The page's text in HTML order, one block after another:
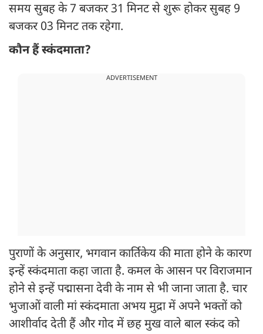
समय सुबह के 7 बजकर 31 मिनट से शुरू होकर सुबह 9
बजकर 03 मिनट तक रहेगा.
कौन हैं स्कंदमाता?
ADVERTISEMENT
पुराणों के अनुसार, भगवान कार्तिकेय की माता होने के कारण
इन्हें स्कंदमाता कहा जाता है. कमल के आसन पर विराजमान
होने से इन्हें पद्मासना देवी के नाम से भी जाना जाता है. चार
भुजाओं वाली मां स्कंदमाता अभय मुद्रा में अपने भक्तों को
आशीर्वाद देती हैं और गोद में छह मुख वाले बाल स्कंद को